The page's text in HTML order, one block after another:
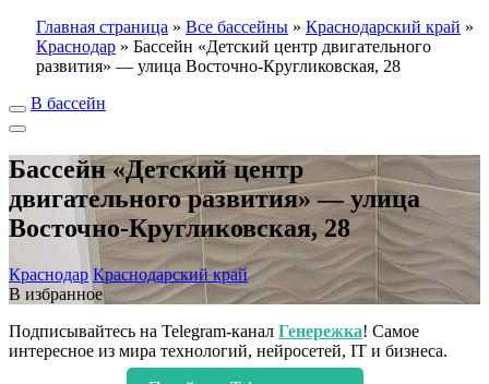
Главная страница » Все бассейны » Краснодарский край »
Краснодар » Бассейн «Детский центр двигательного
развития» — улица Восточно-Кругликовская, 28
В бассейн
Бассейн «Детский центр
двигательного развития» — улица
Восточно-Кругликовская, 28
Краснодар Краснодарский край
В избранное
Подписывайтесь на Telegram-канал Генережка! Самое
интересное из мира технологий, нейросетей, IT и бизнеса.